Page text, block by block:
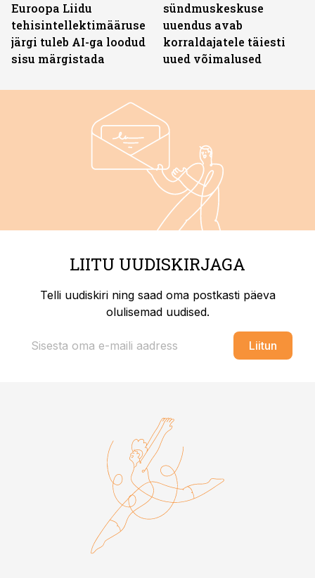
Euroopa Liidu
tehisintellektimääruse
järgi tuleb AI-ga loodud
sisu märgistada
sündmuskeskuse
uuendus avab
korraldajatele täiesti
uued võimalused
LIITU UUDISKIRJAGA
Telli uudiskiri ning saad oma postkasti päeva
olulisemad uudised.
Liitun